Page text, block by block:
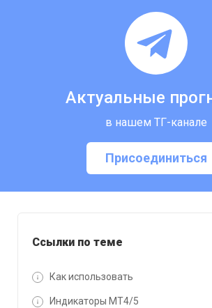
Ссылки по теме
Как использовать
Индикаторы MT4/5
Актуальные
в нашем ТГ-канале
Присоединиться